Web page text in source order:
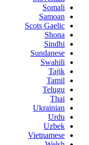
Somali
Samoan
Scots Gaelic
Shona
Sindhi
Sundanese
Swahili
Tajik
Tamil
Telugu
Thai
Ukrainian
Urdu
Uzbek
Vietnamese